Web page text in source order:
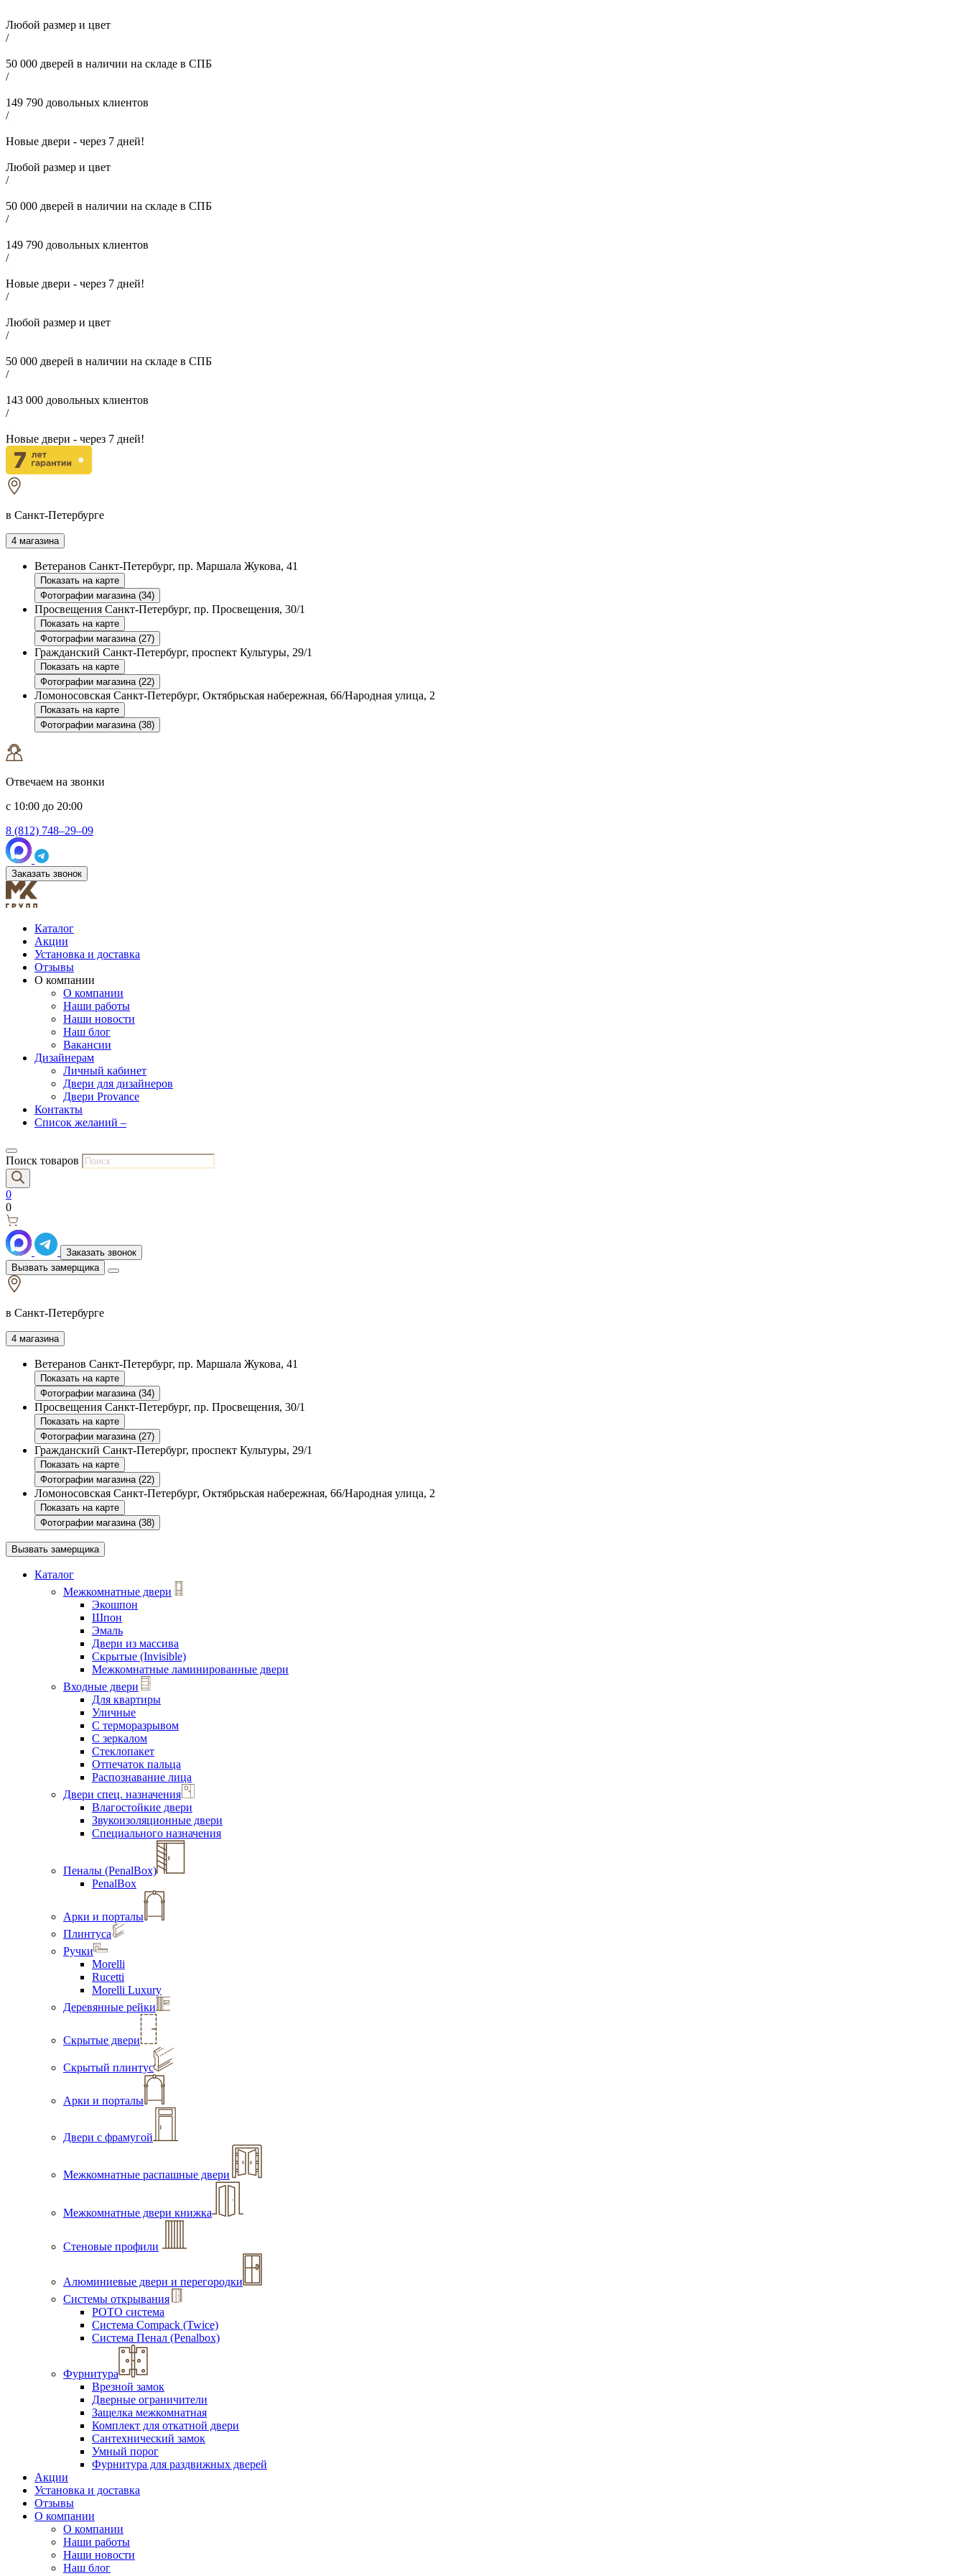
Любой размер и цвет
/
50 000 дверей в наличии на складе в СПБ
/
149 790 довольных клиентов
/
Новые двери - через 7 дней!
Любой размер и цвет
/
50 000 дверей в наличии на складе в СПБ
/
149 790 довольных клиентов
/
Новые двери - через 7 дней!
/
Любой размер и цвет
/
50 000 дверей в наличии на складе в СПБ
/
143 000 довольных клиентов
/
Новые двери - через 7 дней!
в Санкт-Петербурге
4 магазина
Ветеранов Санкт-Петербург, пр. Маршала Жукова, 41
Показать на карте
Фотографии магазина (34)
Просвещения Санкт-Петербург, пр. Просвещения, 30/1
Показать на карте
Фотографии магазина (27)
Гражданский Санкт-Петербург, проспект Культуры, 29/1
Показать на карте
Фотографии магазина (22)
Ломоносовская Санкт-Петербург, Октябрьская набережная, 66/Народная улица, 2
Показать на карте
Фотографии магазина (38)
Отвечаем на звонки
с 10:00 до 20:00
8 (812) 748–29–09
Заказать звонок
Каталог
Акции
Установка и доставка
Отзывы
О компании
О компании
Наши работы
Наши новости
Наш блог
Вакансии
Дизайнерам
Личный кабинет
Двери для дизайнеров
Двери Provance
Контакты
Список желаний –
Поиск товаров
0
0
Заказать звонок
Вызвать замерщика
в Санкт-Петербурге
4 магазина
Ветеранов Санкт-Петербург, пр. Маршала Жукова, 41
Показать на карте
Фотографии магазина (34)
Просвещения Санкт-Петербург, пр. Просвещения, 30/1
Показать на карте
Фотографии магазина (27)
Гражданский Санкт-Петербург, проспект Культуры, 29/1
Показать на карте
Фотографии магазина (22)
Ломоносовская Санкт-Петербург, Октябрьская набережная, 66/Народная улица, 2
Показать на карте
Фотографии магазина (38)
Вызвать замерщика
Каталог
Межкомнатные двери
Экошпон
Шпон
Эмаль
Двери из массива
Скрытые (Invisible)
Межкомнатные ламинированные двери
Входные двери
Для квартиры
Уличные
С терморазрывом
С зеркалом
Стеклопакет
Отпечаток пальца
Распознавание лица
Двери спец. назначения
Влагостойкие двери
Звукоизоляционные двери
Специального назначения
Пеналы (PenalBox)
PenalBox
Арки и порталы
Плинтуса
Ручки
Morelli
Rucetti
Morelli Luxury
Деревянные рейки
Скрытые двери
Скрытый плинтус
Арки и порталы
Двери с фрамугой
Межкомнатные распашные двери
Межкомнатные двери книжка
Стеновые профили
Алюминиевые двери и перегородки
Системы открывания
РОТО система
Система Compack (Twice)
Система Пенал (Penalbox)
Фурнитура
Врезной замок
Дверные ограничители
Защелка межкомнатная
Комплект для откатной двери
Сантехнический замок
Умный порог
Фурнитура для раздвижных дверей
Акции
Установка и доставка
Отзывы
О компании
О компании
Наши работы
Наши новости
Наш блог